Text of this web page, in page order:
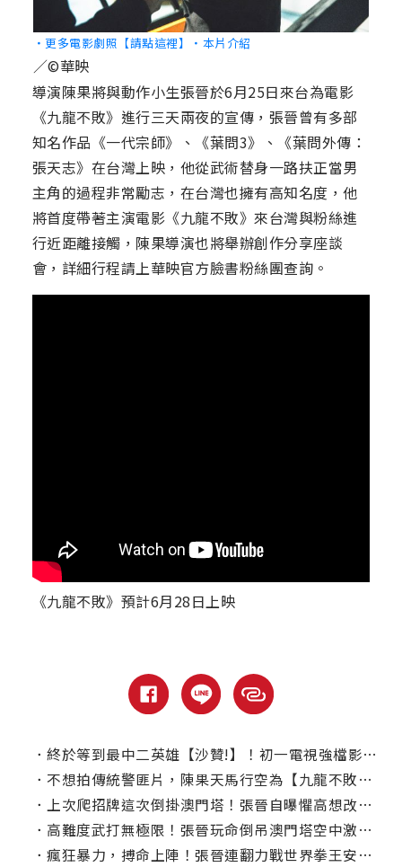
‧更多電影劇照【請點這裡】 ‧本片介紹
／©華映
導演陳果將與動作小生張晉於6月25日來台為電影
《九龍不敗》進行三天兩夜的宣傳，張晉曾有多部
知名作品《一代宗師》、《葉問3》、《葉問外傳：
張天志》在台灣上映，他從武術替身一路扶正當男
主角的過程非常勵志，在台灣也擁有高知名度，他
將首度帶著主演電影《九龍不敗》來台灣與粉絲進
行近距離接觸，陳果導演也將舉辦創作分享座談
會，詳細行程請上華映官方臉書粉絲團查詢。
《九龍不敗》預計6月28日上映
． 終於等到最中二英雄【沙贊!】！初一電視強檔影片推薦
． 不想拍傳統警匪片，陳果天馬行空為【九龍不敗】加入超展開元素
． 上次爬招牌這次倒掛澳門塔！張晉自曝懼高想改拍文藝片
． 高難度武打無極限！張晉玩命倒吊澳門塔空中激戰世界拳王
． 瘋狂暴力，搏命上陣！張晉連翻力戰世界拳王安德森席爾瓦